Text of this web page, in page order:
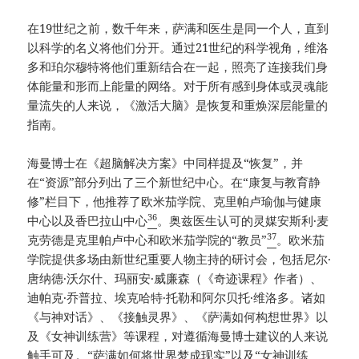
在19世纪之前，数千年来，萨满和医生是同一个人，直到
以科学的名义将他们分开。通过21世纪的科学视角，维洛
多和珀尔穆特将他们重新结合在一起，照亮了连接我们身
体能量和形而上能量的网络。对于所有感到身体或灵魂能
量流失的人来说，《激活大脑》是恢复和重焕深层能量的
指南。
海曼博士在《超脑解决方案》中同样提及“恢复”，并
在“资源”部分列出了三个新世纪中心。在“康复与教育静
修”栏目下，他推荐了欧米茄学院、克里帕卢瑜伽与健康
中心以及香巴拉山中心36。奥兹医生认可的灵媒安斯利·麦
克劳德是克里帕卢中心和欧米茄学院的“教员”37。欧米茄
学院提供多场由新世纪重要人物主持的研讨会，包括尼尔·
唐纳德·沃尔什、玛丽安·威廉森（《奇迹课程》作者）、
迪帕克·乔普拉、埃克哈特·托勒和阿尔贝托·维洛多。诸如
《与神对话》、《接触灵界》、《萨满如何构想世界》以
及《女神训练营》等课程，对遵循海曼博士建议的人来说
触手可及。“萨满如何将世界梦成现实”以及“女神训练